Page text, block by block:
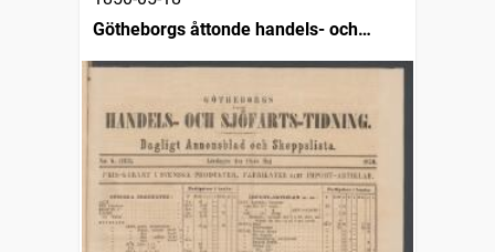
Götheborgs åttonde handels- och
sjöfartstidning, dagligt annonsblad och